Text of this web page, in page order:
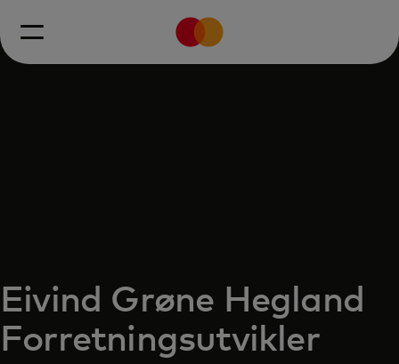
Eivind Grøne Hegland
Forretningsutvikler